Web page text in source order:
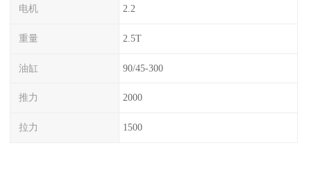
电机 2.2
重量 2.5T
油缸 90/45-300
推力 2000
拉力 1500